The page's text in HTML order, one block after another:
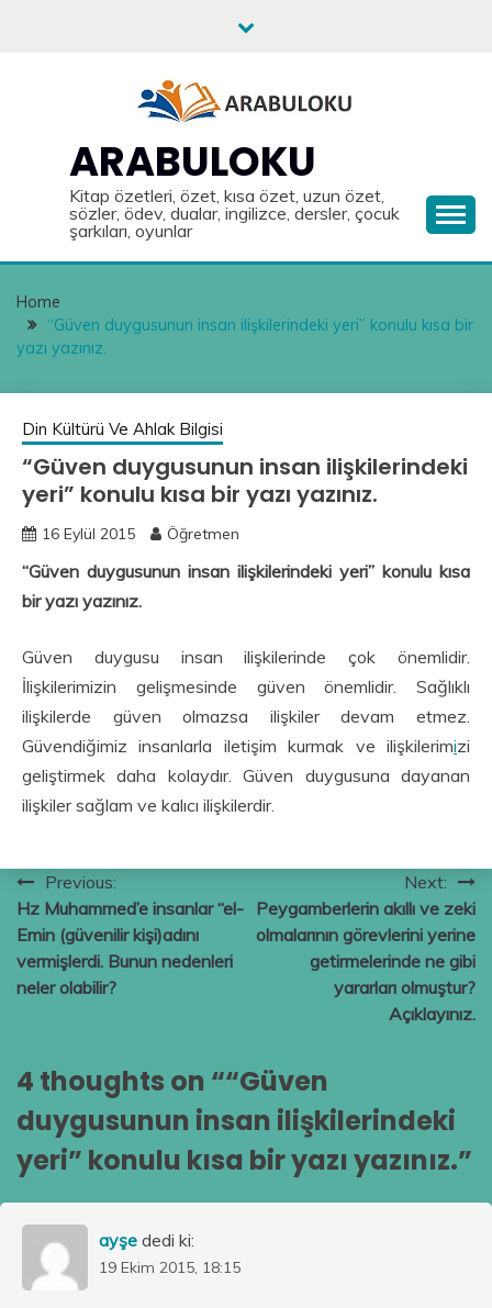
ARABULOKU
Kitap özetleri, özet, kısa özet, uzun özet,
sözler, ödev, dualar, ingilizce, dersler, çocuk
şarkıları, oyunlar
Home
“Güven duygusunun insan ilişkilerindeki yeri” konulu kısa bir
yazı yazınız.
Din Kültürü Ve Ahlak Bilgisi
“Güven duygusunun insan ilişkilerindeki
yeri” konulu kısa bir yazı yazınız.
16 Eylül 2015 Öğretmen
“Güven duygusunun insan ilişkilerindeki yeri” konulu kısa
bir yazı yazınız.
Güven duygusu insan ilişkilerinde çok önemlidir.
İlişkilerimizin gelişmesinde güven önemlidir. Sağlıklı
ilişkilerde güven olmazsa ilişkiler devam etmez.
Güvendiğimiz insanlarla iletişim kurmak ve ilişkilerimizi
geliştirmek daha kolaydır. Güven duygusuna dayanan
ilişkiler sağlam ve kalıcı ilişkilerdir.
Yazı
gezinmesi
Previous:
Hz Muhammed’e insanlar “el-
Emin (güvenilir kişi)adını
vermişlerdi. Bunun nedenleri
neler olabilir?
Next:
Peygamberlerin akıllı ve zeki
olmalarının görevlerini yerine
getirmelerinde ne gibi
yararları olmuştur?
Açıklayınız.
4 thoughts on ““Güven
duygusunun insan ilişkilerindeki
yeri” konulu kısa bir yazı yazınız.”
ayşe dedi ki:
19 Ekim 2015, 18:15